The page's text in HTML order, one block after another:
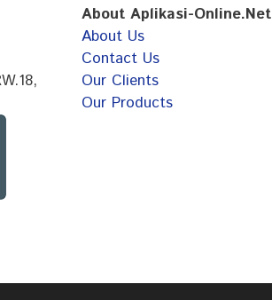
About Aplikasi-Online.Net
About Us
Contact Us
Our Clients
Our Products